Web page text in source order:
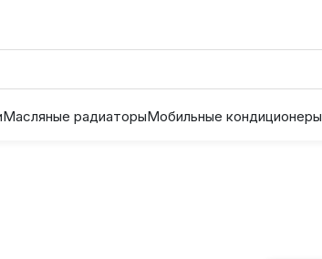
Масляные радиаторыМобильные кондиционеры